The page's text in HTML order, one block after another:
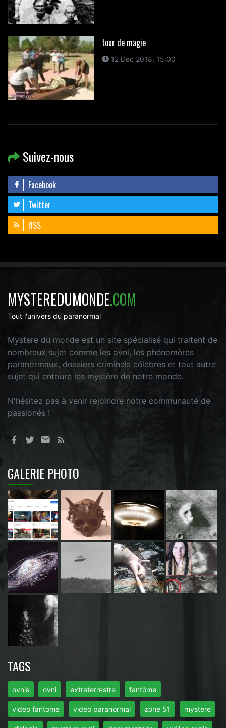
tour de magie
12 Dec 2018, 15:00
Suivez-nous
Facebook
Twitter
RSS
MYSTEREDUMONDE.COM
Tout l'univers du paranormal
Mystere du monde est un site spécialisé qui traitent de
nombreux sujet comme les ovni, les phénomères
paranormaux, dossiers criminels célèbres et tout autre
sujet qui entoure les mystère de notre monde.
N'hésitez pas à venir rejoindre notre communauté de
passionés !
GALERIE PHOTO
TAGS
ovnis ovni extraterrestre fantôme
video fantome video paranormal zone 51 mystere